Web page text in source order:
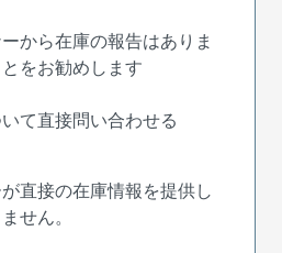
から在庫の報告はありま
をお勧めします
て直接問い合わせる
直接の在庫情報を提供し
せん。